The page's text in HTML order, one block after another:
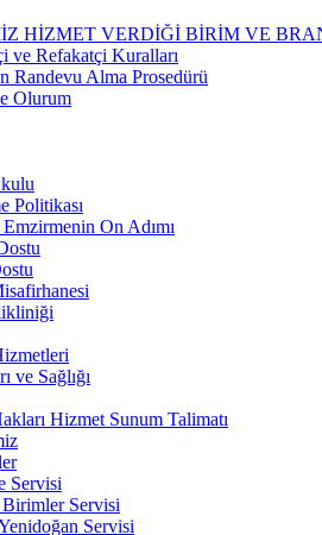
HİZMET VERDİĞİ BİRİM VE
ve Refakatçi Kuralları
Randevu Alma Prosedürü
Olurum
Politikası
Emzirmenin On Adımı
ve Sağlığı
Hizmet Sunum Talimatı
Servisi
Servisi
Servisi